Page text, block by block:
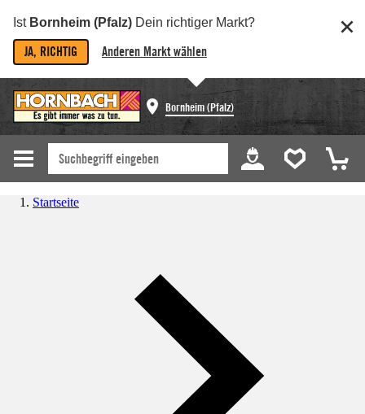
Ist Bornheim (Pfalz) Dein richtiger Markt?
JA, RICHTIG Anderen Markt wählen
Bornheim (Pfalz)
Startseite